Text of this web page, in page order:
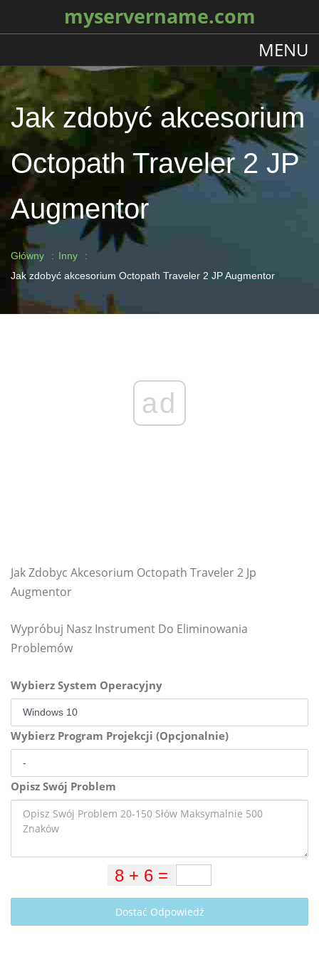
myservername.com
MENU
Jak zdobyć akcesorium
Octopath Traveler 2 JP
Augmentor
Główny
Inny
Jak zdobyć akcesorium Octopath Traveler 2 JP Augmentor
ad
Jak Zdobyc Akcesorium Octopath Traveler 2 Jp
Augmentor
Wypróbuj Nasz Instrument Do Eliminowania
Problemów
Wybierz System Operacyjny
Wybierz Program Projekcji (Opcjonalnie)
Opisz Swój Problem
Dostać Odpowiedź